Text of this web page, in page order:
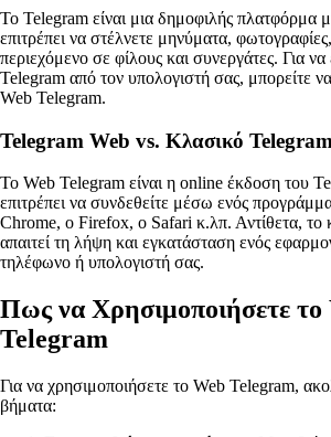
Το Telegram είναι μια δημοφιλής πλατφόρμα
επιτρέπει να στέλνετε μηνύματα,
περιεχόμενο σε φίλους και συνεργάτες. Για
Telegram από τον υπολογιστή σας, μπορείτε
Web Telegram.
Telegram Web vs. Κλασικό Telegram
Το Web Telegram είναι η online έκδοση του
επιτρέπει να συνδεθείτε μέσω ενός
Chrome, ο Firefox, ο Safari κ.λπ. Αντίθετα, το
απαιτεί τη λήψη και εγκατάσταση ενός
τηλέφωνο ή υπολογιστή σας.
Πως να Χρησιμοποιήσετε το
Telegram
Για να χρησιμοποιήσετε το Web Telegram,
βήματα: